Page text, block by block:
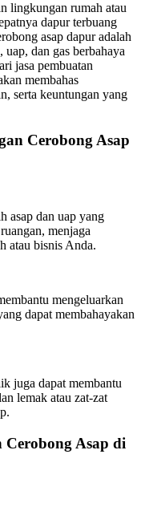
lingkungan rumah atau
dapur terbuang
asap dapur adalah
dan gas berbahaya
jasa pembuatan
membahas
serta keuntungan yang
Cerobong Asap
asap dan uap yang
menjaga
atau bisnis Anda.
mengeluarkan
dapat membahayakan
juga dapat membantu
lemak atau zat-zat
Cerobong Asap di